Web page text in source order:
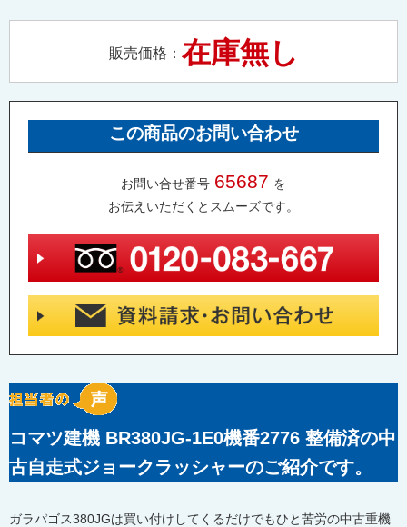
販売価格： 在庫無し
この商品のお問い合わせ
お問い合せ番号 65687 を
お伝えいただくとスムーズです。
コマツ建機 BR380JG-1E0機番2776 整備済の中
古自走式ジョークラッシャーのご紹介です。
ガラパゴス380JGは買い付けしてくるだけでもひと苦労の中古重機